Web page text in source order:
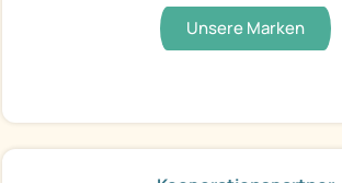
Unsere Marken